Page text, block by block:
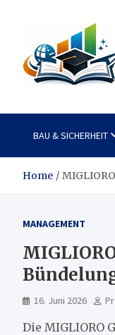
BAU & SICHERHEIT
Home
MANAGEMENT
16. Juni 2026
Die MIGLIORO